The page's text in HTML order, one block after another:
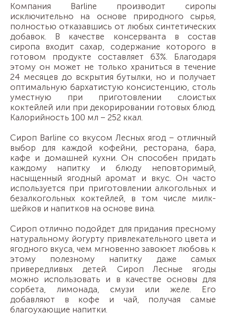
Компания Barline производит сиропы
исключительно на основе природного сырья,
полностью отказавшись от любых синтетических
добавок. В качестве консерванта в состав
сиропа входит сахар, содержание которого в
готовом продукте составляет 63%. Благодаря
этому он может не только храниться в течение
24 месяцев до вскрытия бутылки, но и получает
оптимальную бархатистую консистенцию, столь
уместную при приготовлении слоистых
коктейлей или при декорировании готовых блюд.
Калорийность 100 мл – 252 ккал.
Сироп Barline со вкусом Лесных ягод – отличный
выбор для каждой кофейни, ресторана, бара,
кафе и домашней кухни. Он способен придать
каждому напитку и блюду неповторимый,
насыщенный ягодный аромат и вкус. Он часто
используется при приготовлении алкогольных и
безалкогольных коктейлей, в том числе милк-
шейков и напитков на основе вина.
Сироп отлично подойдет для придания пресному
натуральному йогурту привлекательного цвета и
ягодного вкуса, чем мгновенно завоюет любовь к
этому полезному напитку даже самых
привередливых детей. Сироп Лесные ягоды
можно использовать и в качестве основы для
сорбета, лимонада, смузи или желе. Его
добавляют в кофе и чай, получая самые
благоухающие напитки.